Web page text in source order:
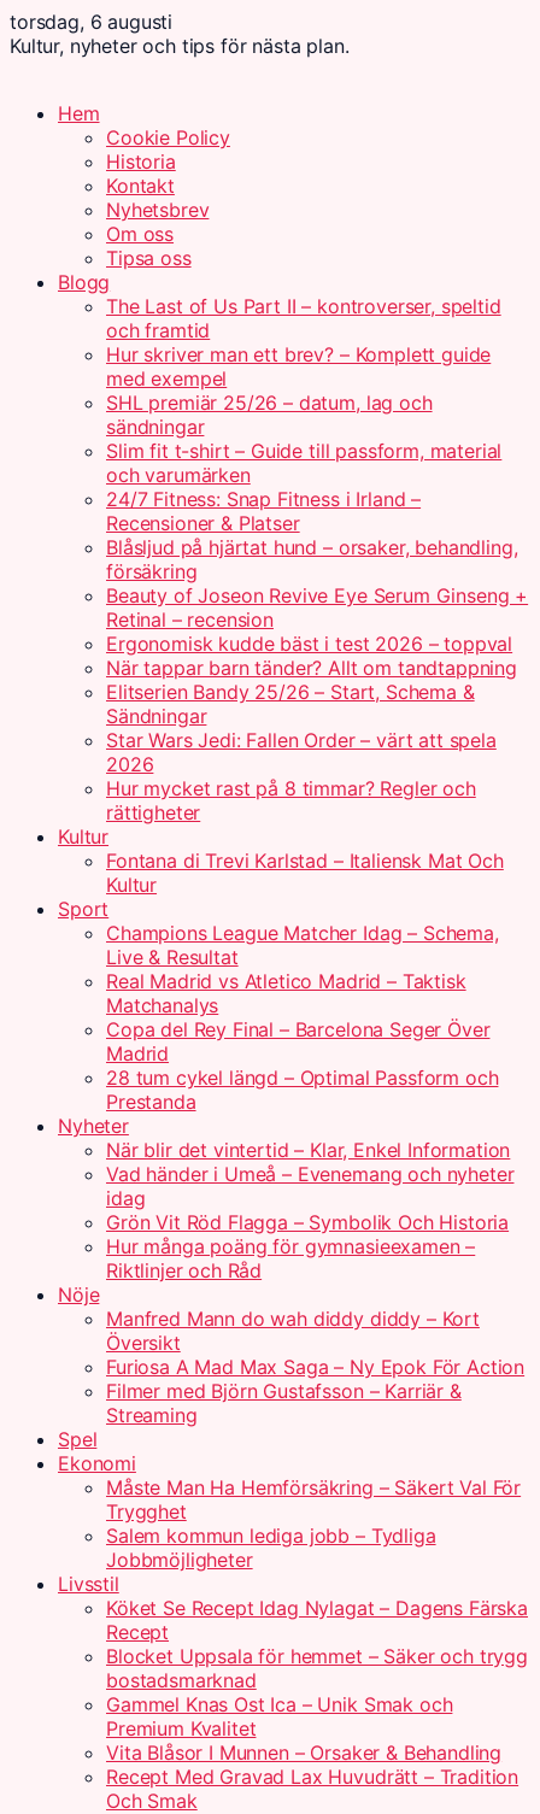
torsdag, 6 augusti
Kultur, nyheter och tips för nästa plan.
Hem
Cookie Policy
Historia
Kontakt
Nyhetsbrev
Om oss
Tipsa oss
Blogg
The Last of Us Part II – kontroverser, speltid
och framtid
Hur skriver man ett brev? – Komplett guide
med exempel
SHL premiär 25/26 – datum, lag och
sändningar
Slim fit t-shirt – Guide till passform, material
och varumärken
24/7 Fitness: Snap Fitness i Irland –
Recensioner & Platser
Blåsljud på hjärtat hund – orsaker, behandling,
försäkring
Beauty of Joseon Revive Eye Serum Ginseng +
Retinal – recension
Ergonomisk kudde bäst i test 2026 – toppval
När tappar barn tänder? Allt om tandtappning
Elitserien Bandy 25/26 – Start, Schema &
Sändningar
Star Wars Jedi: Fallen Order – värt att spela
2026
Hur mycket rast på 8 timmar? Regler och
rättigheter
Kultur
Fontana di Trevi Karlstad – Italiensk Mat Och
Kultur
Sport
Champions League Matcher Idag – Schema,
Live & Resultat
Real Madrid vs Atletico Madrid – Taktisk
Matchanalys
Copa del Rey Final – Barcelona Seger Över
Madrid
28 tum cykel längd – Optimal Passform och
Prestanda
Nyheter
När blir det vintertid – Klar, Enkel Information
Vad händer i Umeå – Evenemang och nyheter
idag
Grön Vit Röd Flagga – Symbolik Och Historia
Hur många poäng för gymnasieexamen –
Riktlinjer och Råd
Nöje
Manfred Mann do wah diddy diddy – Kort
Översikt
Furiosa A Mad Max Saga – Ny Epok För Action
Filmer med Björn Gustafsson – Karriär &
Streaming
Spel
Ekonomi
Måste Man Ha Hemförsäkring – Säkert Val För
Trygghet
Salem kommun lediga jobb – Tydliga
Jobbmöjligheter
Livsstil
Köket Se Recept Idag Nylagat – Dagens Färska
Recept
Blocket Uppsala för hemmet – Säker och trygg
bostadsmarknad
Gammel Knas Ost Ica – Unik Smak och
Premium Kvalitet
Vita Blåsor I Munnen – Orsaker & Behandling
Recept Med Gravad Lax Huvudrätt – Tradition
Och Smak